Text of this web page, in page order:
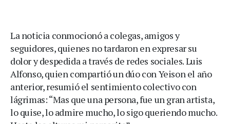
La noticia conmocionó a colegas, amigos y
seguidores, quienes no tardaron en expresar su
dolor y despedida a través de redes sociales. Luis
Alfonso, quien compartió un dúo con Yeison el año
anterior, resumió el sentimiento colectivo con
lágrimas: “Mas que una persona, fue un gran artista,
lo quise, lo admire mucho, lo sigo queriendo mucho.